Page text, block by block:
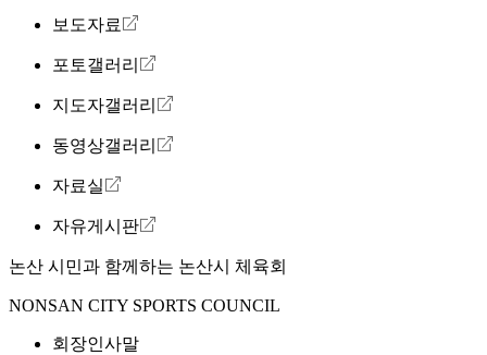
보도자료
포토갤러리
지도자갤러리
동영상갤러리
자료실
자유게시판
논산 시민과 함께하는 논산시 체육회
NONSAN CITY SPORTS COUNCIL
회장인사말